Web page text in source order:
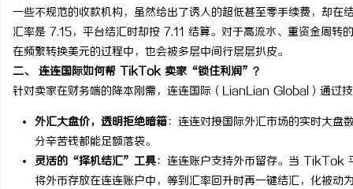
一些不规范的收款机构，虽然给出了诱人的超低甚至零手续费，却
汇率是 7.15，平台结汇时却按 7.11 结算。对于高流水、重资金周
在频繁转换美元的过程中，也会被多层中间行层层扒皮。
二、 连连国际如何帮 TikTok 卖家“锁住利润”？
针对卖家在财务端的降本刚需，连连国际（LianLian Global）通过
外汇大盘价，透明拒绝暗箱：连连对接国际外汇市场的实时大盘
分辛苦钱都能足额落袋。
灵活的“择机结汇”工具：连连账户支持外币留存。当 TikTok
将外币存放在连连账户中，等到汇率回升时再一键结汇，化被动